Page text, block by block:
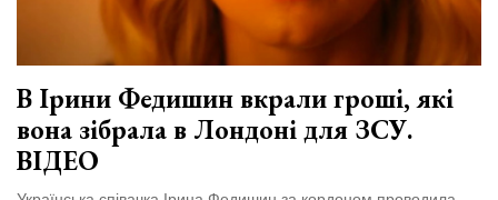
В Ірини Федишин вкрали гроші, які
вона зібрала в Лондоні для ЗСУ.
ВІДЕО